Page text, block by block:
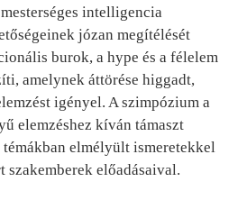
intelligencia
józan megítélését
burok, a hype és a félelem
amelynek áttörése higgadt,
igényel. A szimpózium a
elemzéshez kíván támaszt
elmélyült ismeretekkel
szakemberek előadásaival.